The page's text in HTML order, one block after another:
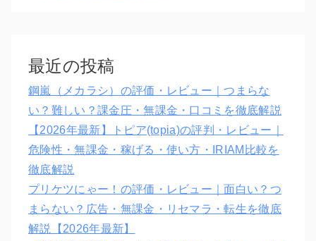
最近の投稿
鋼嵐（メカラシ）の評価・レビュー｜つまらな
い？難しい？課金圧・無課金・口コミを徹底解説
【2026年最新】トピア(topia)の評判・レビュー｜
危険性・無課金・稼げる・使い方・IRIAM比較を
徹底解説
プリケツにゃー！の評価・レビュー｜面白い？つ
まらない？広告・無課金・リセマラ・転生を徹底
解説【2026年最新】